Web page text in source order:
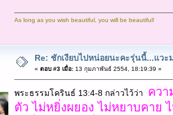
As long as you wish beautiful, you will be beautiful!
Re: ชักเงียบไปหน่อยนะคะรุ่นนี้...แวะ
« ตอบ #3 เมื่อ:13 กุมภาพันธ์ 2554, 18:19:39 »
พระธรรมโครินธ์ 13:4-8 กล่าวไว้ว่า คว
ตัว ไม่หยิ่งผยอง ไม่หยาบคาย